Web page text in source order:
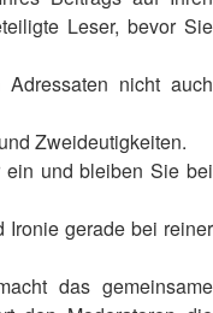
Leser, bevor Sie
nicht auch
Zweideutigkeiten.
ein und bleiben Sie bei
Ironie gerade bei reiner
das gemeinsame